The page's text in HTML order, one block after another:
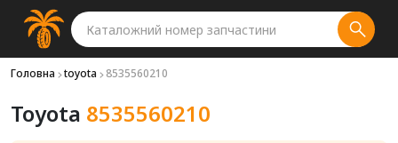
Головна toyota 8535560210
Toyota 8535560210